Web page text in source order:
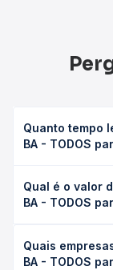
Quanto tempo
BA - TODOS
Macajuba, BA
conforme a
duração exata
Qual é o valor
BA - TODOS
para Macajuba,
varia conforme
Quais
BA - TODOS